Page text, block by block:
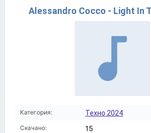
Alessandro Cocco - Light In
Категория: Техно 2024
Скачано: 15